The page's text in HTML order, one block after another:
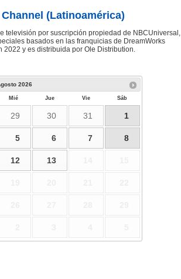
(Latinoamérica)
televisión por suscripción propiedad de NBCUniversal,
basados en las franquicias de DreamWorks
y es distribuida por Ole Distribution.
2026
Mié Jue Vie Sáb
29 30 31 1
5 6 7 8
12 13